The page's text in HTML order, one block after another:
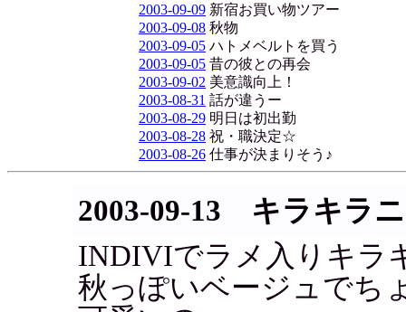
2003-09-09 新宿お買い物ツアー
2003-09-08 秋物
2003-09-05 ハトメベルトを買う
2003-09-05 昔の彼との再会
2003-09-02 美意識向上！
2003-08-31 話が違うー
2003-08-29 明日は初出勤
2003-08-28 祝・職決定☆
2003-08-26 仕事が決まりそう♪
2003-09-13 キラキラ
INDIVIでラメ入りキラ
秋っぽいベージュでち